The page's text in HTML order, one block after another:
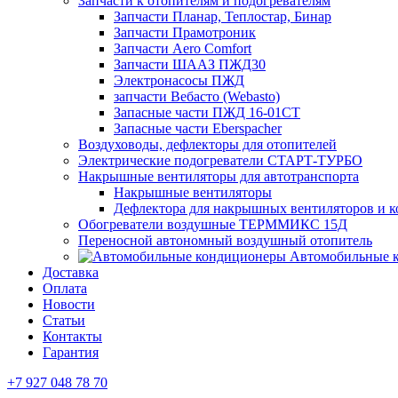
Запчасти Планар, Теплостар, Бинар
Запчасти Прамотроник
Запчасти Aero Comfort
Запчасти ШААЗ ПЖД30
Электронасосы ПЖД
запчасти Вебасто (Webasto)
Запасные части ПЖД 16-01СТ
Запасные части Eberspacher
Воздуховоды, дефлекторы для отопителей
Электрические подогреватели СТАРТ-ТУРБО
Накрышные вентиляторы для автотранспорта
Накрышные вентиляторы
Дефлектора для накрышных вентиляторов и
Обогреватели воздушные ТЕРММИКС 15Д
Переносной автономный воздушный отопитель
Автомобильные
Доставка
Оплата
Новости
Статьи
Контакты
Гарантия
+7 927 048 78 70